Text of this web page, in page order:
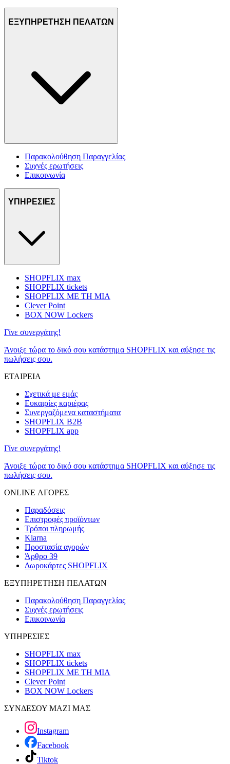
ΕΞΥΠΗΡΕΤΗΣΗ ΠΕΛΑΤΩΝ
Παρακολούθηση Παραγγελίας
Συχνές ερωτήσεις
Επικοινωνία
ΥΠΗΡΕΣΙΕΣ
SHOPFLIX max
SHOPFLIX tickets
SHOPFLIX ΜΕ ΤΗ ΜΙΑ
Clever Point
BOX NOW Lockers
Γίνε συνεργάτης!
Άνοιξε τώρα το δικό σου κατάστημα SHOPFLIX και αύξησε τις
πωλήσεις σου.
ΕΤΑΙΡΕΙΑ
Σχετικά με εμάς
Ευκαιρίες καριέρας
Συνεργαζόμενα καταστήματα
SHOPFLIX B2B
SHOPFLIX app
Γίνε συνεργάτης!
Άνοιξε τώρα το δικό σου κατάστημα SHOPFLIX και αύξησε τις
πωλήσεις σου.
ONLINE ΑΓΟΡΕΣ
Παραδόσεις
Επιστροφές προϊόντων
Τρόποι πληρωμής
Klarna
Προστασία αγορών
Άρθρο 39
Δωροκάρτες SHOPFLIX
ΕΞΥΠΗΡΕΤΗΣΗ ΠΕΛΑΤΩΝ
Παρακολούθηση Παραγγελίας
Συχνές ερωτήσεις
Επικοινωνία
ΥΠΗΡΕΣΙΕΣ
SHOPFLIX max
SHOPFLIX tickets
SHOPFLIX ΜΕ ΤΗ ΜΙΑ
Clever Point
BOX NOW Lockers
ΣΥΝΔΕΣΟΥ ΜΑΖΙ ΜΑΣ
Instagram
Facebook
Tiktok